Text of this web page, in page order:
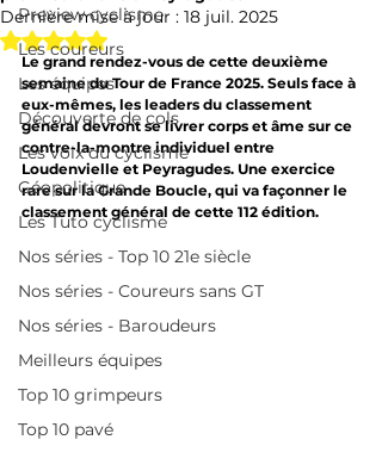
Preview cyclisme
Les coureurs
Les équipes
Découverte de cols
Les voix du cyclisme
Géopolitique
Les Tuto cyclisme
Nos séries - Top 10 21e siècle
Nos séries - Coureurs sans GT
Nos séries - Baroudeurs
Meilleurs équipes
Top 10 grimpeurs
Top 10 pavé
Dernière mise à jour : 18 juil. 2025
Noté NaN étoiles sur 5.
Le grand rendez-vous de cette deuxième
semaine du Tour de France 2025. Seuls face à
eux-mêmes, les leaders du classement
général devront se livrer corps et âme sur ce
contre-la-montre individuel entre
Loudenvielle et Peyragudes. Une exercice
rare sur la Grande Boucle, qui va façonner le
classement général de cette 112 édition.